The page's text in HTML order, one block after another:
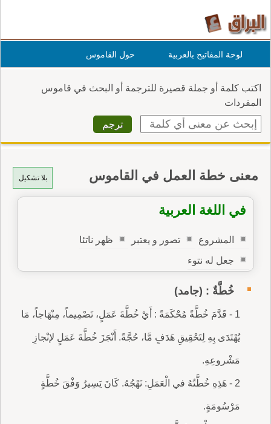
لوحة المفاتيح بالعربية حول القاموس
اكتب كلمة أو جملة قصيرة للترجمة أو البحث في قاموس
المفردات
بلا تشكيل معنى خطة العمل في القاموس
في اللغة العربية
المشروع تصور و يعتبر
ظهر ناتئا
جعل له نتوء
خُطَّةٌ : (جامد)
1 - قَدَّمَ خُطَّةً مُحْكَمَةً : أَيْ خُطَّةَ عَمَلٍ، تَصْمِيماً، مِنْهَاجاً، مَا
يُهْتَدَى بِهِ لِتَحْقِيقِ هَدَفٍ مَّا، حُجَّةً. أَنْجَزَ خُطَّةَ عَمَلٍ لإنْجازِ
مَشْروعِهِ.
2 - هَذِهِ خُطَّتُهُ في الْعَمَلِ: نَهْجُهُ. كَانَ يَسِيرُ وَفْقَ خُطَّةٍ
مَرْسُومَةٍ.